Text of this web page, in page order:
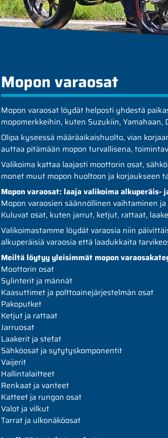
Mopon varaosat
Mopon varaosat löydät helposti yhdestä
mopomerkkeihin, kuten Suzukiin,
Olipa kyseessä määräaikaishuolto, vian
auttaa pitämään mopon turvallisena,
Valikoima kattaa laajasti moottorin osat,
monet muut mopon huoltoon ja korjaukseen
Mopon varaosat: laaja valikoima alkuperäis-
Mopon varaosien säännöllinen vaihtaminen
Kuluvat osat, kuten jarrut, ketjut, rattaat,
Valikoimastamme löydät varaosia niin
alkuperäisiä varaosia että laadukkaita
Meiltä löytyy yleisimmät mopon
Moottorin osat
Sylinterit ja männät
Kaasuttimet ja polttoainejärjestelmän osat
Pakoputket
Ketjut ja rattaat
Jarruosat
Laakerit ja stefat
Sähköosat ja sytytyskomponentit
Vaijerit
Hallintalaitteet
Renkaat ja vanteet
Katteet ja rungon osat
Valot ja vilkut
Tarrat ja ulkonäköosat